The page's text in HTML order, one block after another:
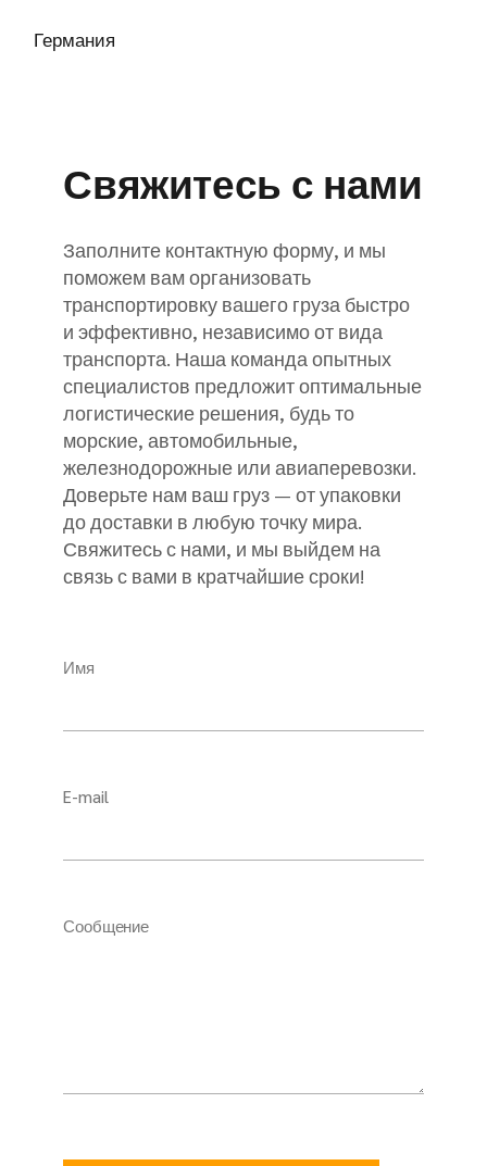
Германия
Свяжитесь с нами
Заполните контактную форму, и мы
поможем вам организовать
транспортировку вашего груза быстро
и эффективно, независимо от вида
транспорта. Наша команда опытных
специалистов предложит оптимальные
логистические решения, будь то
морские, автомобильные,
железнодорожные или авиаперевозки.
Доверьте нам ваш груз — от упаковки
до доставки в любую точку мира.
Свяжитесь с нами, и мы выйдем на
связь с вами в кратчайшие сроки!
Имя
E-mail
Сообщение